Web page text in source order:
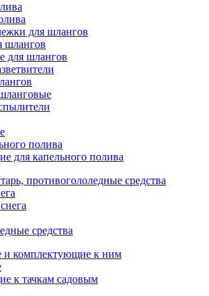
для шлангов
шлангов
для шлангов
полива
для капельного полива
противогололедные средства
средства
и комплектующие к ним
к тачкам садовым